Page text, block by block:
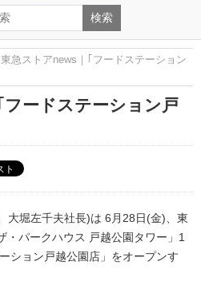
急ストアnews｜｢フードステーション
ードステーション戸
大堀左千夫社長)は 6月28日(金)、東
・パークハウス 戸越公園タワー」1
ション戸越公園店」をオープンす